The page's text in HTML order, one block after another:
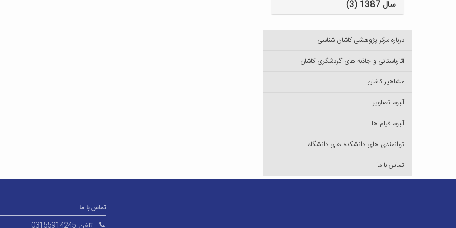
سال 1387 (3)
درباره مرکز پژوهشی کاشان شناسی
آثارباستانی و جاذبه های گردشگری کاشان
مشاهیر کاشان
آلبوم تصاویر
آلبوم فیلم ها
توانمندی های دانشکده های دانشگاه
تماس با ما
تماس با ما